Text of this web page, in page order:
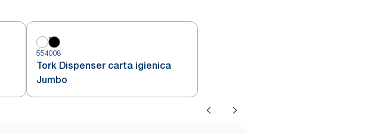
554008
Tork Dispenser carta igienica
Jumbo